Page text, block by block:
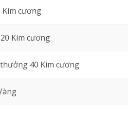
Kim cương
Kim cương
40 Kim cương